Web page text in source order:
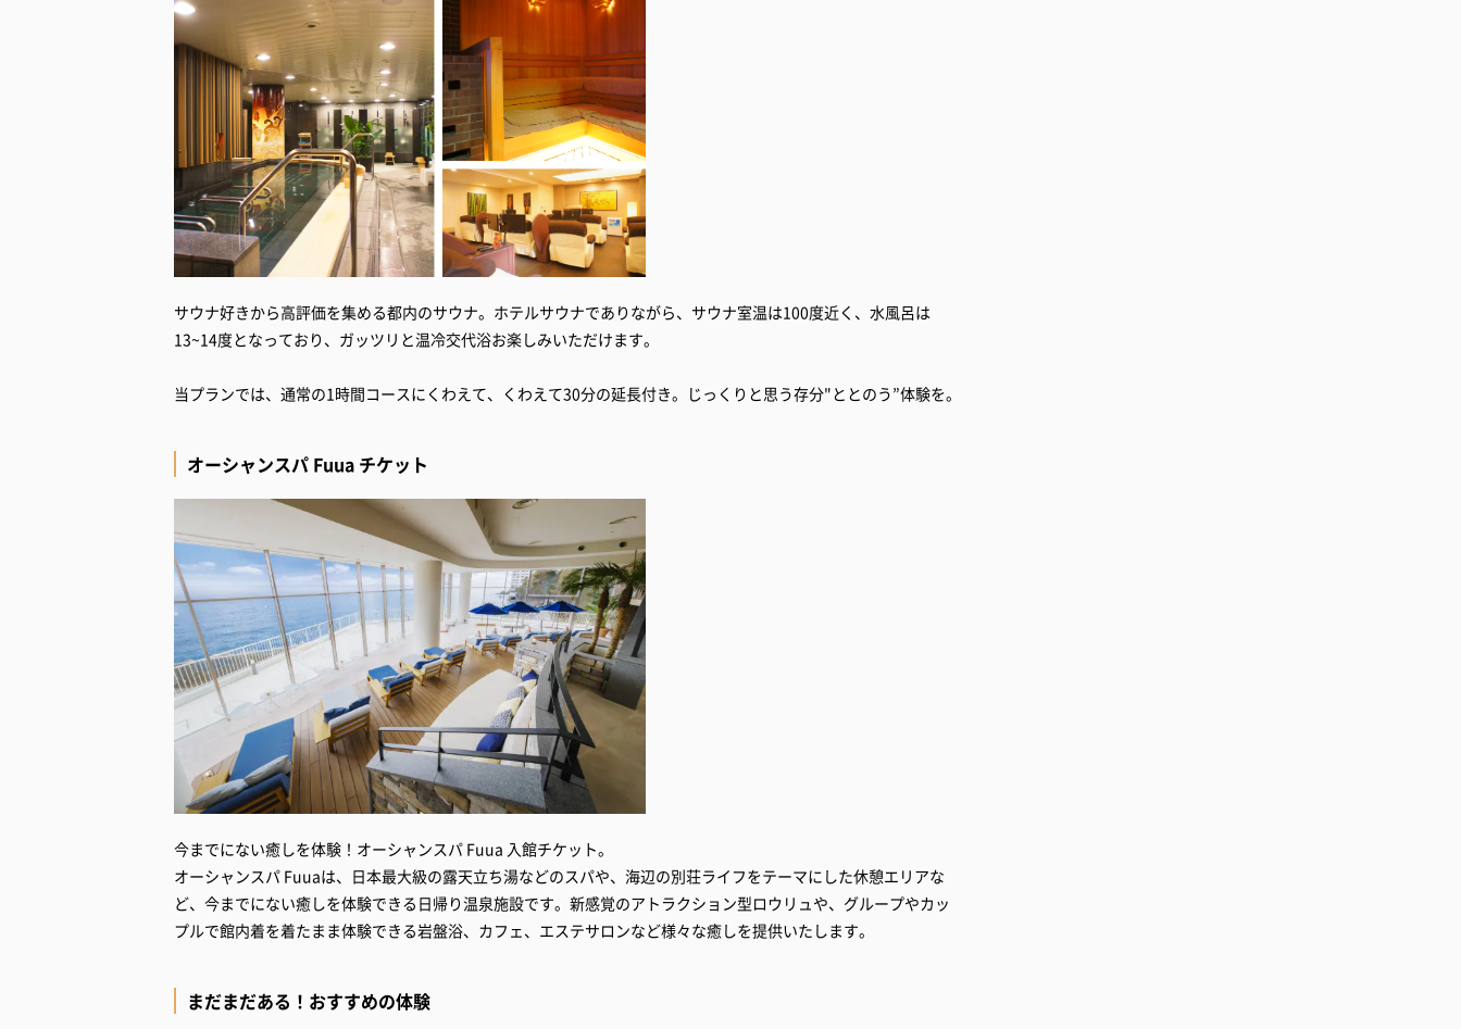
サウナ好きから高評価を集める都内のサウナ。ホテルサウナでありながら、サウナ室温は100度近く、水風呂は
13~14度となっており、ガッツリと温冷交代浴お楽しみいただけます。
当プランでは、通常の1時間コースにくわえて、くわえて30分の延長付き。じっくりと思う存分"ととのう”体験を。
オーシャンスパ Fuua チケット
今までにない癒しを体験！オーシャンスパ Fuua 入館チケット。
オーシャンスパ Fuuaは、日本最大級の露天立ち湯などのスパや、海辺の別荘ライフをテーマにした休憩エリアな
ど、今までにない癒しを体験できる日帰り温泉施設です。新感覚のアトラクション型ロウリュや、グループやカッ
プルで館内着を着たまま体験できる岩盤浴、カフェ、エステサロンなど様々な癒しを提供いたします。
まだまだある！おすすめの体験